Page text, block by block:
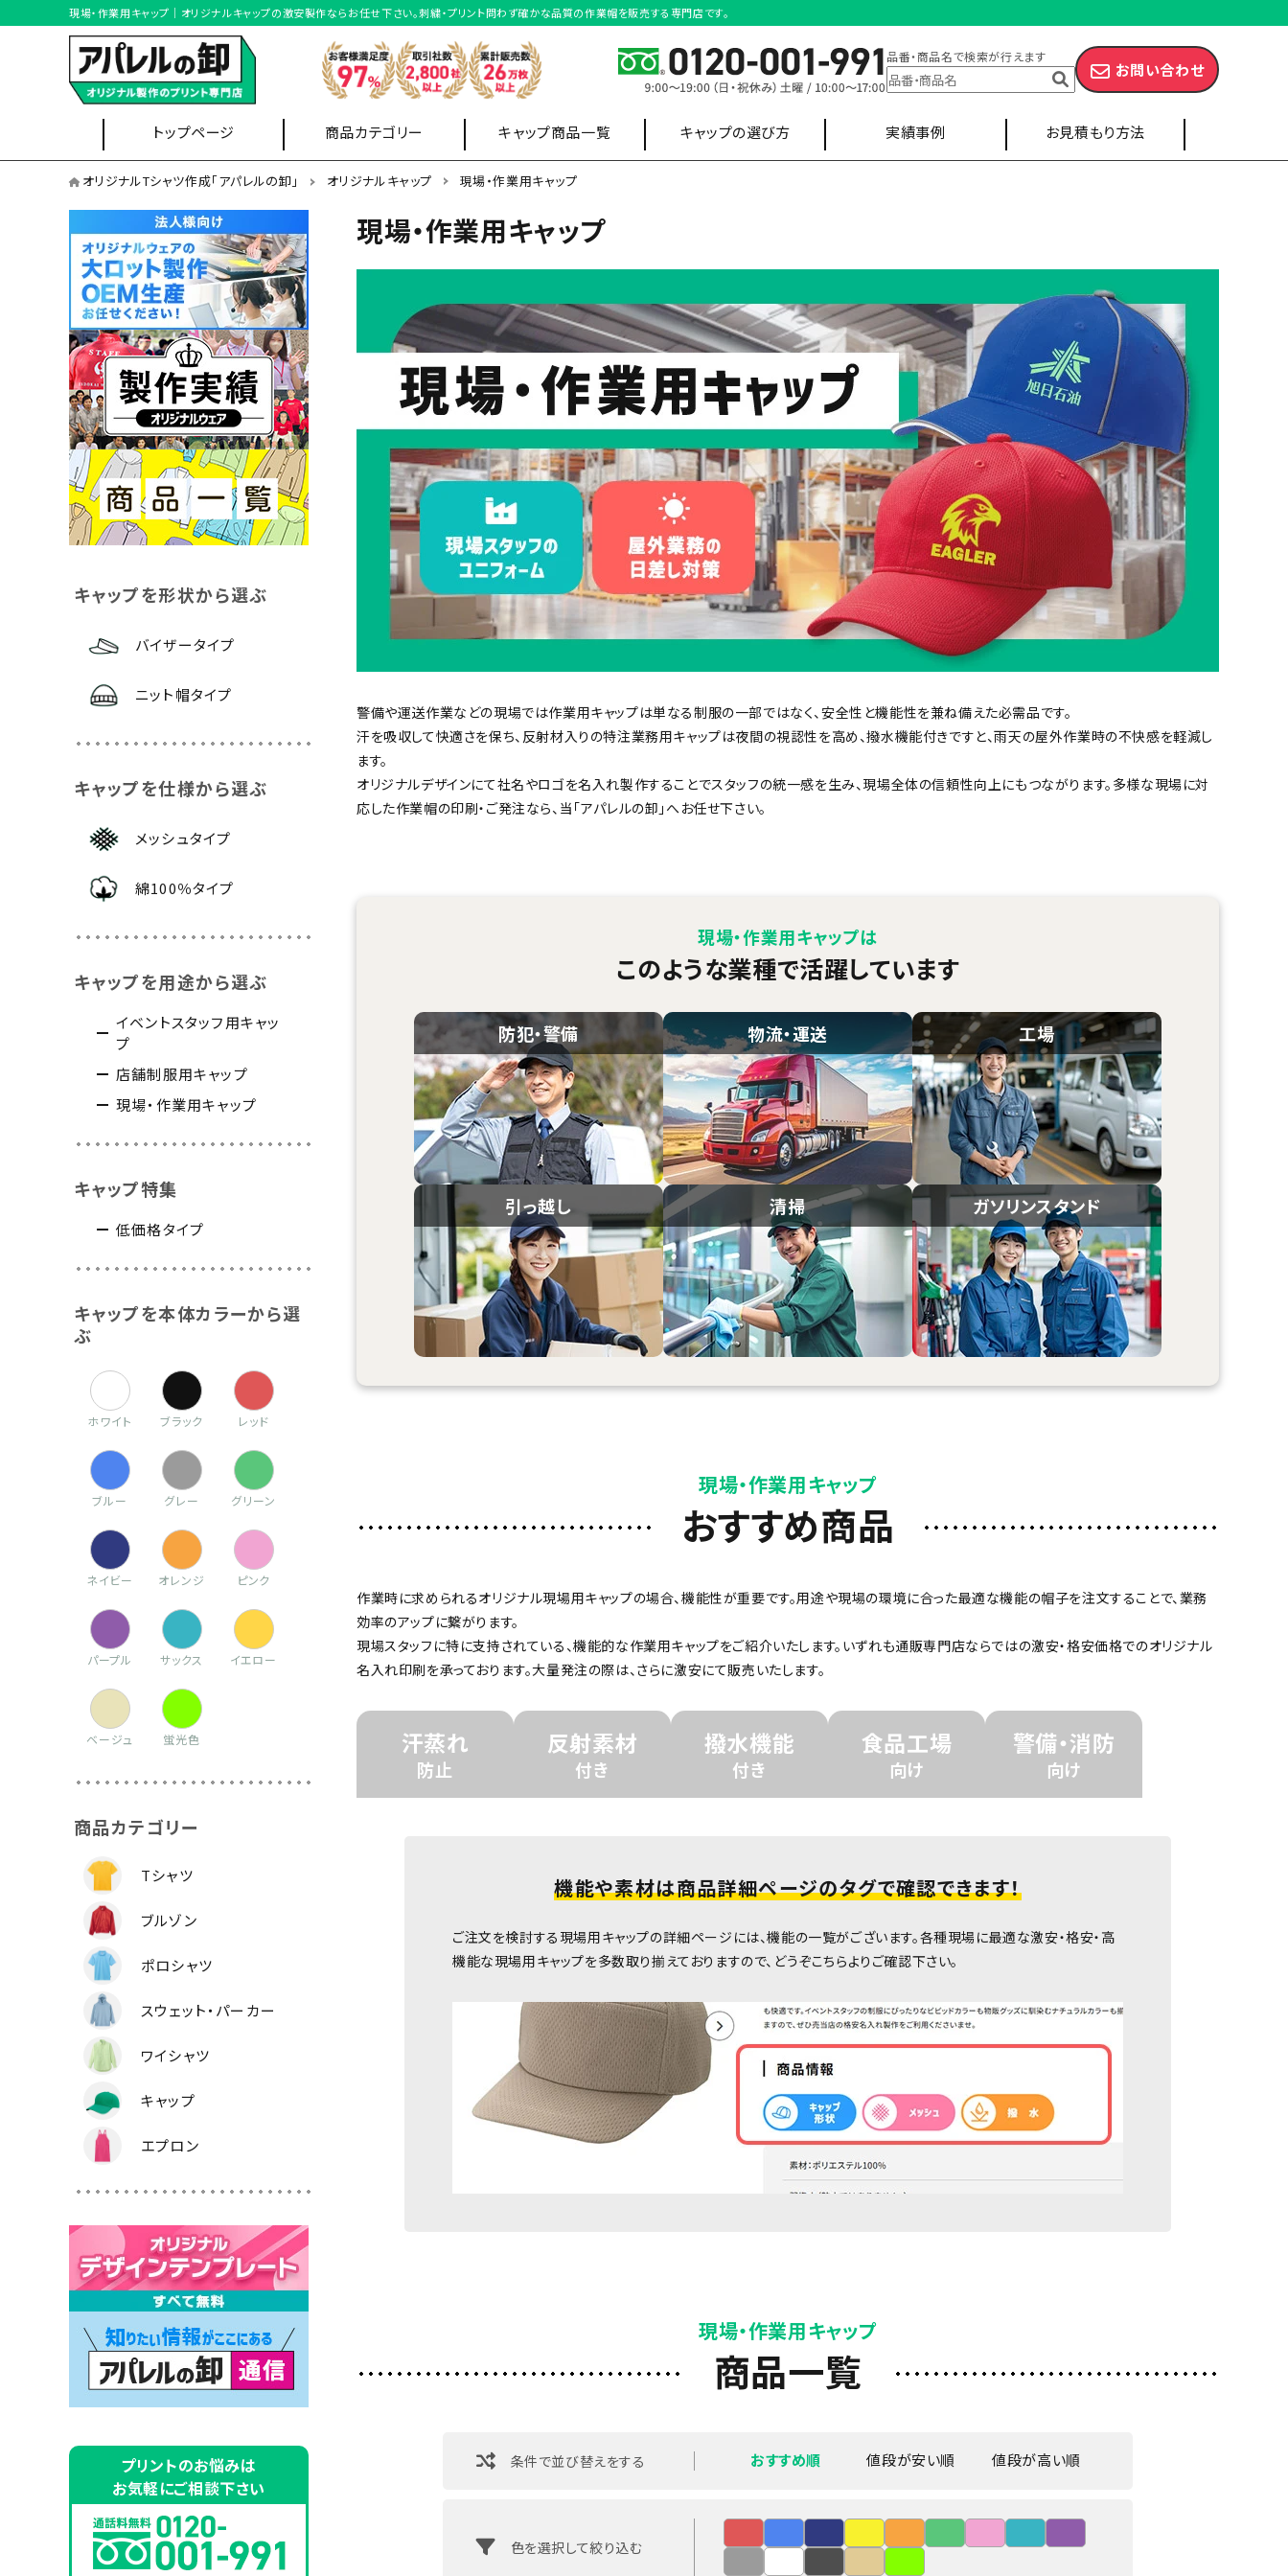
現場・作業用キャップ｜オリジナルキャップの激安製作ならお任せ下さい。刺繍・プリント問わず確かな品質の作業帽を販売する専門店です。
品番・商品名で検索が行えます
お問い合わせ
トップページ 商品カテゴリー
Tシャツ ブルゾン ポロシャツ
スウェット・
ワイシャツ キャップ エプロン
キャップ商品一覧
キャップの選び方
バイザータイプ ニット帽タイプ
オリジナルキャップを用途から選ぶ
イベントスタッフ 店舗制服 現場・作業
オリジナルキャップを仕様から選ぶ
メッシュキャップ 綿100％キャップ
オリジナルキャップを本体カラーから選ぶ
ホワイト ブラック レッド グレー グリーン ネイビー オレンジ ピンク パープル サックス イエロー ベージュ 蛍光色
特集から選ぶ 低価格キャップ
実績事例 お見積もり方法
オリジナルTシャツ作成「アパレルの卸」 オリジナルキャップ 現場・作業用キャップ
現場・作業用キャップ
警備や運送作業などの現場では作業用キャップは単なる制服の一部ではなく、安全性と機能性を兼ね備えた必需品です。
汗を吸収して快適さを保ち、反射材入りの特注業務用キャップは夜間の視認性を高め、撥水機能付きですと、雨天の屋外作業時の不快感を軽減し
ます。
オリジナルデザインにて社名やロゴを名入れ製作することでスタッフの統一感を生み、現場全体の信頼性向上にもつながります。多様な現場に対
応した作業帽の印刷・ご発注なら、当「アパレルの卸」へお任せ下さい。
現場・作業用キャップは
このような業種で活躍しています
防犯・警備 物流・運送 工場
引っ越し 清掃 ガソリンスタンド
現場・作業用キャップ
おすすめ商品
作業時に求められるオリジナル現場用キャップの場合、機能性が重要です。用途や現場の環境に合った最適な機能の帽子を注文することで、業務
効率のアップに繋がります。
現場スタッフに特に支持されている、機能的な作業用キャップをご紹介いたします。いずれも通販専門店ならではの激安・格安価格でのオリジナル
名入れ印刷を承っております。大量発注の際は、さらに激安にて販売いたします。
汗蒸れ
防止
反射素材
付き
撥水機能
付き
食品工場
向け
警備・消防
向け
機能や素材は商品詳細ページのタグで確認できます！
ご注文を検討する現場用キャップの詳細ページには、機能の一覧がございます。各種現場に最適な激安・格安・高
機能な現場用キャップを多数取り揃えておりますので、どうぞこちらよりご確認下さい。
現場・作業用キャップ
商品一覧
条件で並び替えをする おすすめ順 値段が安い順 値段が高い順
色を選択して絞り込む
キャップを形状から選ぶ
バイザータイプ
ニット帽タイプ
キャップを仕様から選ぶ
メッシュタイプ
綿100％タイプ
キャップを用途から選ぶ
イベントスタッフ用キャッ
プ
店舗制服用キャップ
現場・作業用キャップ
キャップ特集
低価格タイプ
キャップを本体カラーから選
ぶ
ホワイト ブラック レッド
ブルー グレー グリーン
ネイビー オレンジ ピンク
パープル サックス イエロー
ベージュ 蛍光色
商品カテゴリー
Tシャツ
ブルゾン
ポロシャツ
スウェット・パーカー
ワイシャツ
キャップ
エプロン
プリントのお悩みは
お気軽にご相談下さい